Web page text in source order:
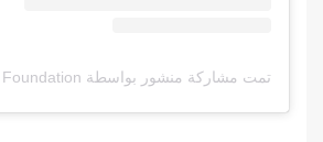
تمت مشاركة منشور بواسطة ‏‎The Hind Rajab Foundation‎‏ (@‏‎hindrajabfoundation‎‏)